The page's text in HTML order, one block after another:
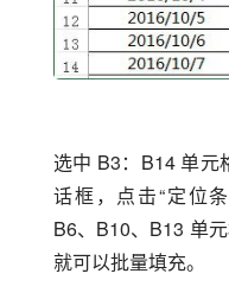
选中 B3：B14 单元
话框，点击“定位
B6、B10、B13 单
就可以批量填充。